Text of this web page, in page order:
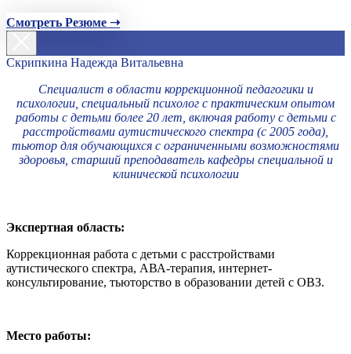
Смотреть Резюме ➝
Скрипкина Надежда Витальевна
Специалист в области коррекционной педагогики и
психологии, специальный психолог с практическим опытом
работы с детьми более 20 лет, включая работу с детьми с
расстройствами аутистического спектра (с 2005 года),
тьютор для обучающихся с ограниченными возможностями
здоровья, старший преподаватель кафедры специальной и
клинической психологии
Экспертная область:
Коррекционная работа с детьми с расстройствами
аутистического спектра, АВА-терапия, интернет-
консультирование, тьюторство в образовании детей с ОВЗ.
Место работы: